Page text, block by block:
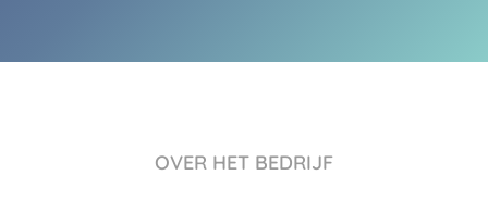
OVER HET BEDRIJF